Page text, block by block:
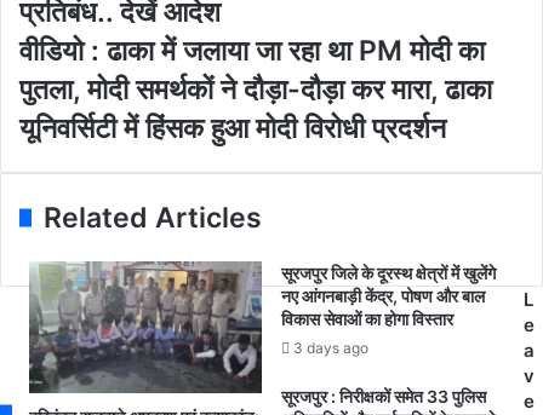
m
a
i
l
a
d
r
e
s
पु
स
मे
त
पू
र
गु
जा
जि
ले
धा
रा
प्रतिबंध.. देखें आदेश
वी
यो
:
ढा
का
ज
या
जा
हा
था
वीडियो : ढाका में जलाया जा रहा था PM मोदी का
पुतला, मोदी समर्थकों ने दौड़ा-दौड़ा कर मारा, ढाका
यूनिवर्सिटी में हिंसक हुआ मोदी विरोधी प्रदर्शन
Related Articles
सूरजपुर जिले के दूरस्थ क्षेत्रों में खुलेंगे
नए आंगनबाड़ी केंद्र, पोषण और बाल
विकास सेवाओं का होगा विस्तार
3 days ago
सूरजपुर : निरीक्षकों समेत 33 पुलिस
L
e
a
v
e